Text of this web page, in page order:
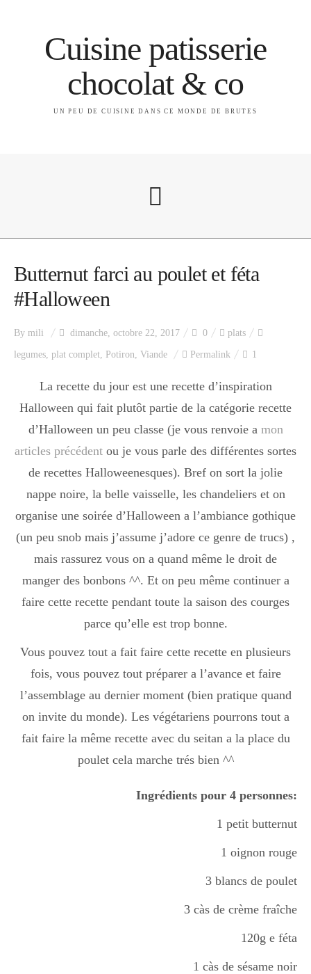
Cuisine patisserie
chocolat & co
UN PEU DE CUISINE DANS CE MONDE DE BRUTES
A propos
Catégories
Apéro
Entrée
plats
Dessert
Les classiques
Mes amis en cuisine
Butternut farci au poulet et féta
#Halloween
By mili dimanche, octobre 22, 2017 0 plats
legumes, plat complet, Potiron, Viande Permalink 1
La recette du jour est une recette d’inspiration
Halloween qui fait plutôt partie de la catégorie recette
d’Halloween un peu classe (je vous renvoie a mon
articles précédent ou je vous parle des différentes sortes
de recettes Halloweenesques). Bref on sort la jolie
nappe noire, la belle vaisselle, les chandeliers et on
organise une soirée d’Halloween a l’ambiance gothique
(un peu snob mais j’assume j’adore ce genre de trucs) ,
mais rassurez vous on a quand même le droit de
manger des bonbons ^^. Et on peu même continuer a
faire cette recette pendant toute la saison des courges
parce qu’elle est trop bonne.
Vous pouvez tout a fait faire cette recette en plusieurs
fois, vous pouvez tout préparer a l’avance et faire
l’assemblage au dernier moment (bien pratique quand
on invite du monde). Les végétariens pourrons tout a
fait faire la même recette avec du seitan a la place du
poulet cela marche trés bien ^^
Ingrédients pour 4 personnes:
1 petit butternut
1 oignon rouge
3 blancs de poulet
3 càs de crème fraîche
120g e féta
1 càs de sésame noir